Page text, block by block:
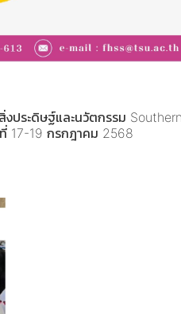
ประดิษฐ์และนวัตกรรม
17-19 กรกฎาคม 2568